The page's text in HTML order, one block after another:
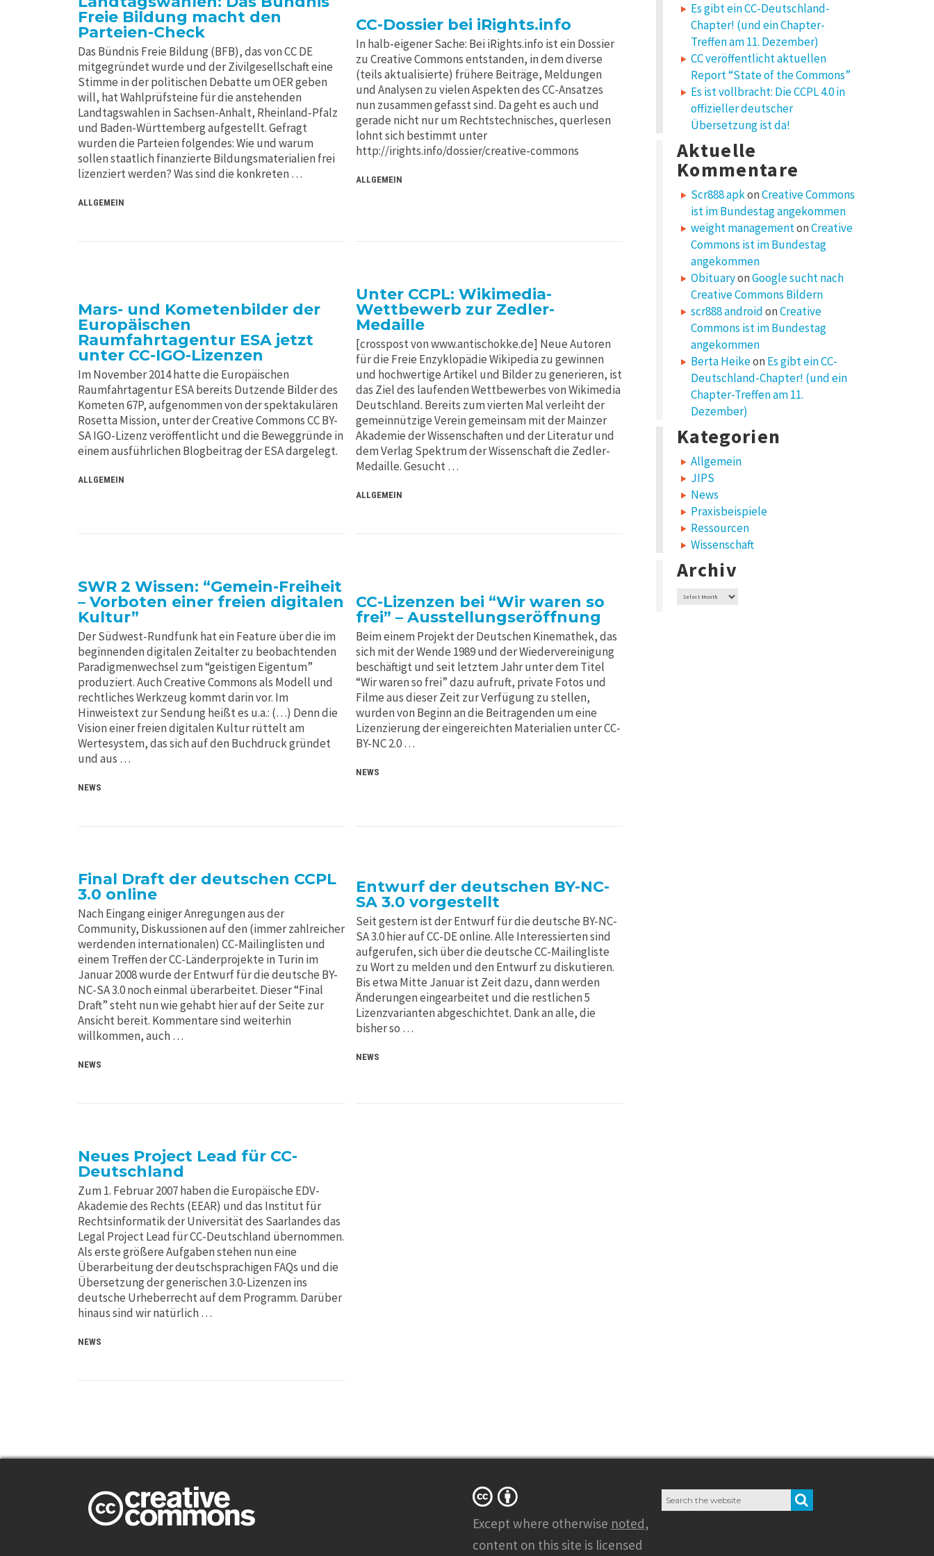
Freie Bildung macht den
Parteien-Check
Das Bündnis Freie Bildung (BFB), das von CC DE
mitgegründet wurde und der Zivilgesellschaft eine
Stimme in der politischen Debatte um OER geben
will, hat Wahlprüfsteine für die anstehenden
Landtagswahlen in Sachsen-Anhalt, Rheinland-Pfalz
und Baden-Württemberg aufgestellt. Gefragt
wurden die Parteien folgendes: Wie und warum
sollen staatlich finanzierte Bildungsmaterialien frei
lizenziert werden? Was sind die konkreten …
ALLGEMEIN
CC-Dossier bei iRights.info
In halb-eigener Sache: Bei iRights.info ist ein Dossier
zu Creative Commons entstanden, in dem diverse
(teils aktualisierte) frühere Beiträge, Meldungen
und Analysen zu vielen Aspekten des CC-Ansatzes
nun zusammen gefasst sind. Da geht es auch und
gerade nicht nur um Rechtstechnisches, querlesen
lohnt sich bestimmt unter
http://irights.info/dossier/creative-commons
ALLGEMEIN
Mars- und Kometenbilder der
Europäischen
Raumfahrtagentur ESA jetzt
unter CC-IGO-Lizenzen
Im November 2014 hatte die Europäischen
Raumfahrtagentur ESA bereits Dutzende Bilder des
Kometen 67P, aufgenommen von der spektakulären
Rosetta Mission, unter der Creative Commons CC BY-
SA IGO-Lizenz veröffentlicht und die Beweggründe in
einem ausführlichen Blogbeitrag der ESA dargelegt.
ALLGEMEIN
Unter CCPL: Wikimedia-
Wettbewerb zur Zedler-
Medaille
[crosspost von www.antischokke.de] Neue Autoren
für die Freie Enzyklopädie Wikipedia zu gewinnen
und hochwertige Artikel und Bilder zu generieren, ist
das Ziel des laufenden Wettbewerbes von Wikimedia
Deutschland. Bereits zum vierten Mal verleiht der
gemeinnützige Verein gemeinsam mit der Mainzer
Akademie der Wissenschaften und der Literatur und
dem Verlag Spektrum der Wissenschaft die Zedler-
Medaille. Gesucht …
ALLGEMEIN
SWR 2 Wissen: “Gemein-Freiheit
– Vorboten einer freien digitalen
Kultur”
Der Südwest-Rundfunk hat ein Feature über die im
beginnenden digitalen Zeitalter zu beobachtenden
Paradigmenwechsel zum “geistigen Eigentum”
produziert. Auch Creative Commons als Modell und
rechtliches Werkzeug kommt darin vor. Im
Hinweistext zur Sendung heißt es u.a.: (…) Denn die
Vision einer freien digitalen Kultur rüttelt am
Wertesystem, das sich auf den Buchdruck gründet
und aus …
NEWS
CC-Lizenzen bei “Wir waren so
frei” – Ausstellungseröffnung
Beim einem Projekt der Deutschen Kinemathek, das
sich mit der Wende 1989 und der Wiedervereinigung
beschäftigt und seit letztem Jahr unter dem Titel
“Wir waren so frei” dazu aufruft, private Fotos und
Filme aus dieser Zeit zur Verfügung zu stellen,
wurden von Beginn an die Beitragenden um eine
Lizenzierung der eingereichten Materialien unter CC-
BY-NC 2.0 …
NEWS
Final Draft der deutschen CCPL
3.0 online
Nach Eingang einiger Anregungen aus der
Community, Diskussionen auf den (immer zahlreicher
werdenden internationalen) CC-Mailinglisten und
einem Treffen der CC-Länderprojekte in Turin im
Januar 2008 wurde der Entwurf für die deutsche BY-
NC-SA 3.0 noch einmal überarbeitet. Dieser “Final
Draft” steht nun wie gehabt hier auf der Seite zur
Ansicht bereit. Kommentare sind weiterhin
willkommen, auch …
NEWS
Entwurf der deutschen BY-NC-
SA 3.0 vorgestellt
Seit gestern ist der Entwurf für die deutsche BY-NC-
SA 3.0 hier auf CC-DE online. Alle Interessierten sind
aufgerufen, sich über die deutsche CC-Mailingliste
zu Wort zu melden und den Entwurf zu diskutieren.
Bis etwa Mitte Januar ist Zeit dazu, dann werden
Änderungen eingearbeitet und die restlichen 5
Lizenzvarianten abgeschichtet. Dank an alle, die
bisher so …
NEWS
Neues Project Lead für CC-
Deutschland
Zum 1. Februar 2007 haben die Europäische EDV-
Akademie des Rechts (EEAR) und das Institut für
Rechtsinformatik der Universität des Saarlandes das
Legal Project Lead für CC-Deutschland übernommen.
Als erste größere Aufgaben stehen nun eine
Überarbeitung der deutschsprachigen FAQs und die
Übersetzung der generischen 3.0-Lizenzen ins
deutsche Urheberrecht auf dem Programm. Darüber
hinaus sind wir natürlich …
NEWS
Es gibt ein CC-Deutschland-
Chapter! (und ein Chapter-
Treffen am 11. Dezember)
CC veröffentlicht aktuellen
Report “State of the Commons”
Es ist vollbracht: Die CCPL 4.0 in
offizieller deutscher
Übersetzung ist da!
Aktuelle
Kommentare
Scr888 apkonCreative Commons
ist im Bundestag angekommen
weight managementonCreative
Commons ist im Bundestag
angekommen
ObituaryonGoogle sucht nach
Creative Commons Bildern
scr888 androidonCreative
Commons ist im Bundestag
angekommen
Berta Heikeon Es gibt ein CC-
Deutschland-Chapter! (und ein
Chapter-Treffen am 11.
Dezember)
Kategorien
Allgemein
JIPS
News
Praxisbeispiele
Ressourcen
Wissenschaft
Archiv
Archiv
Except where otherwise noted,
content on this site is licensed
Search
for: